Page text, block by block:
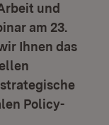
und
am 23.
Ihnen das
Policy-